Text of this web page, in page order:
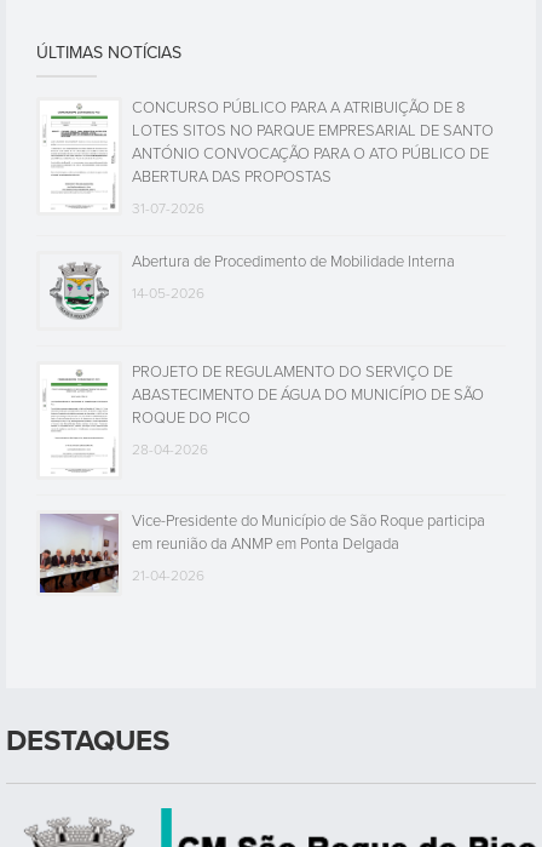
ÚLTIMAS NOTÍCIAS
CONCURSO PÚBLICO PARA A ATRIBUIÇÃO DE 8
LOTES SITOS NO PARQUE EMPRESARIAL DE SANTO
ANTÓNIO CONVOCAÇÃO PARA O ATO PÚBLICO DE
ABERTURA DAS PROPOSTAS
31-07-2026
Abertura de Procedimento de Mobilidade Interna
14-05-2026
PROJETO DE REGULAMENTO DO SERVIÇO DE
ABASTECIMENTO DE ÁGUA DO MUNICÍPIO DE SÃO
ROQUE DO PICO
28-04-2026
Vice-Presidente do Município de São Roque participa
em reunião da ANMP em Ponta Delgada
21-04-2026
DESTAQUES